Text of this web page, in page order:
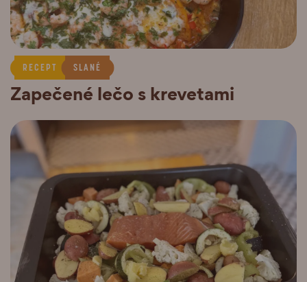
RECEPT SLANÉ
Zapečené lečo s krevetami